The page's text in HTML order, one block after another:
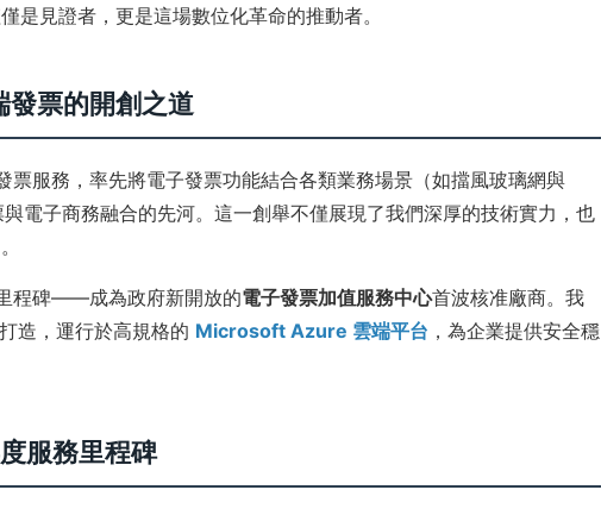
是見證者，更是這場數位化革命的推動者。
發票的開創之道
票服務，率先將電子發票功能結合各類業務場景（如擋風玻璃網與
電子商務融合的先河。這一創舉不僅展現了我們深厚的技術實力，也
程碑——成為政府新開放的電子發票加值服務中心首波核准廠商。我
造，運行於高規格的 Microsoft Azure 雲端平台 ，為企業提供安全穩
服務里程碑